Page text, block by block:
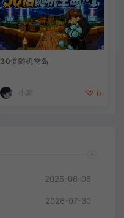
30倍随机空岛
小豪 0
2026-08-06
2026-07-30